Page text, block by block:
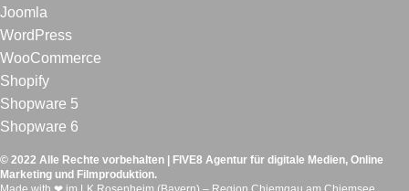
Joomla
WordPress
WooCommerce
Shopify
Shopware 5
Shopware 6
© 2022 Alle Rechte vorbehalten | FIVE8 Agentur für digitale Medien, Online
Marketing und Filmproduktion.